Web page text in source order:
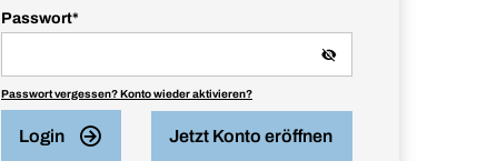
Passwort*
Passwort vergessen? Konto wieder aktivieren?
Login Jetzt Konto eröffnen